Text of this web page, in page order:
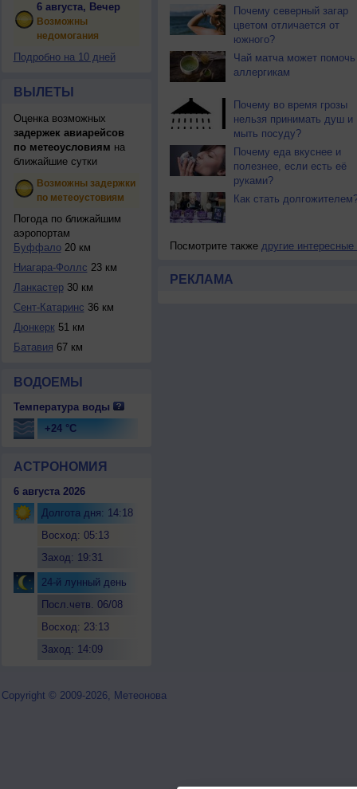
6 августа, Вечер
Возможны
недомогания
Подробно на 10 дней
ВЫЛЕТЫ
Оценка возможных
задержек авиарейсов
по метеоусловиям на
ближайшие сутки
Возможны задержки
по метеоустовиям
Погода по ближайшим
аэропортам
Буффало20 км
Ниагара-Фоллс 23 км
Ланкастер30 км
Сент-Катаринс 36 км
Дюнкерк51 км
Батавия 67 км
ВОДОЕМЫ
Температура воды
+24 °C
АСТРОНОМИЯ
6 августа 2026
Долгота дня: 14:18
Восход: 05:13
Заход: 19:31
24-й лунный день
Посл.четв. 06/08
Восход: 23:13
Заход: 14:09
Почему северный загар
цветом отличается от
южного?
Чай матча может помочь
аллергикам
Почему во время грозы
нельзя принимать душ и
мыть посуду?
Почему еда вкуснее и
полезнее, если есть её
руками?
Как стать
Посмотрите также другие интересные
РЕКЛАМА
Copyright © 2009-2026, Метеонова